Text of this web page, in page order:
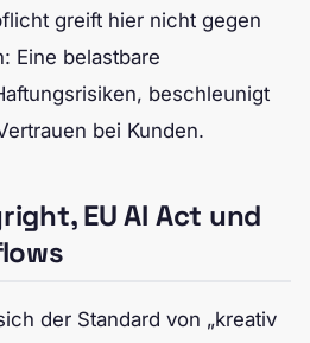
greift hier nicht gegen
Eine belastbare
beschleunigt
bei Kunden.
EU AI Act und
der Standard von „kreativ